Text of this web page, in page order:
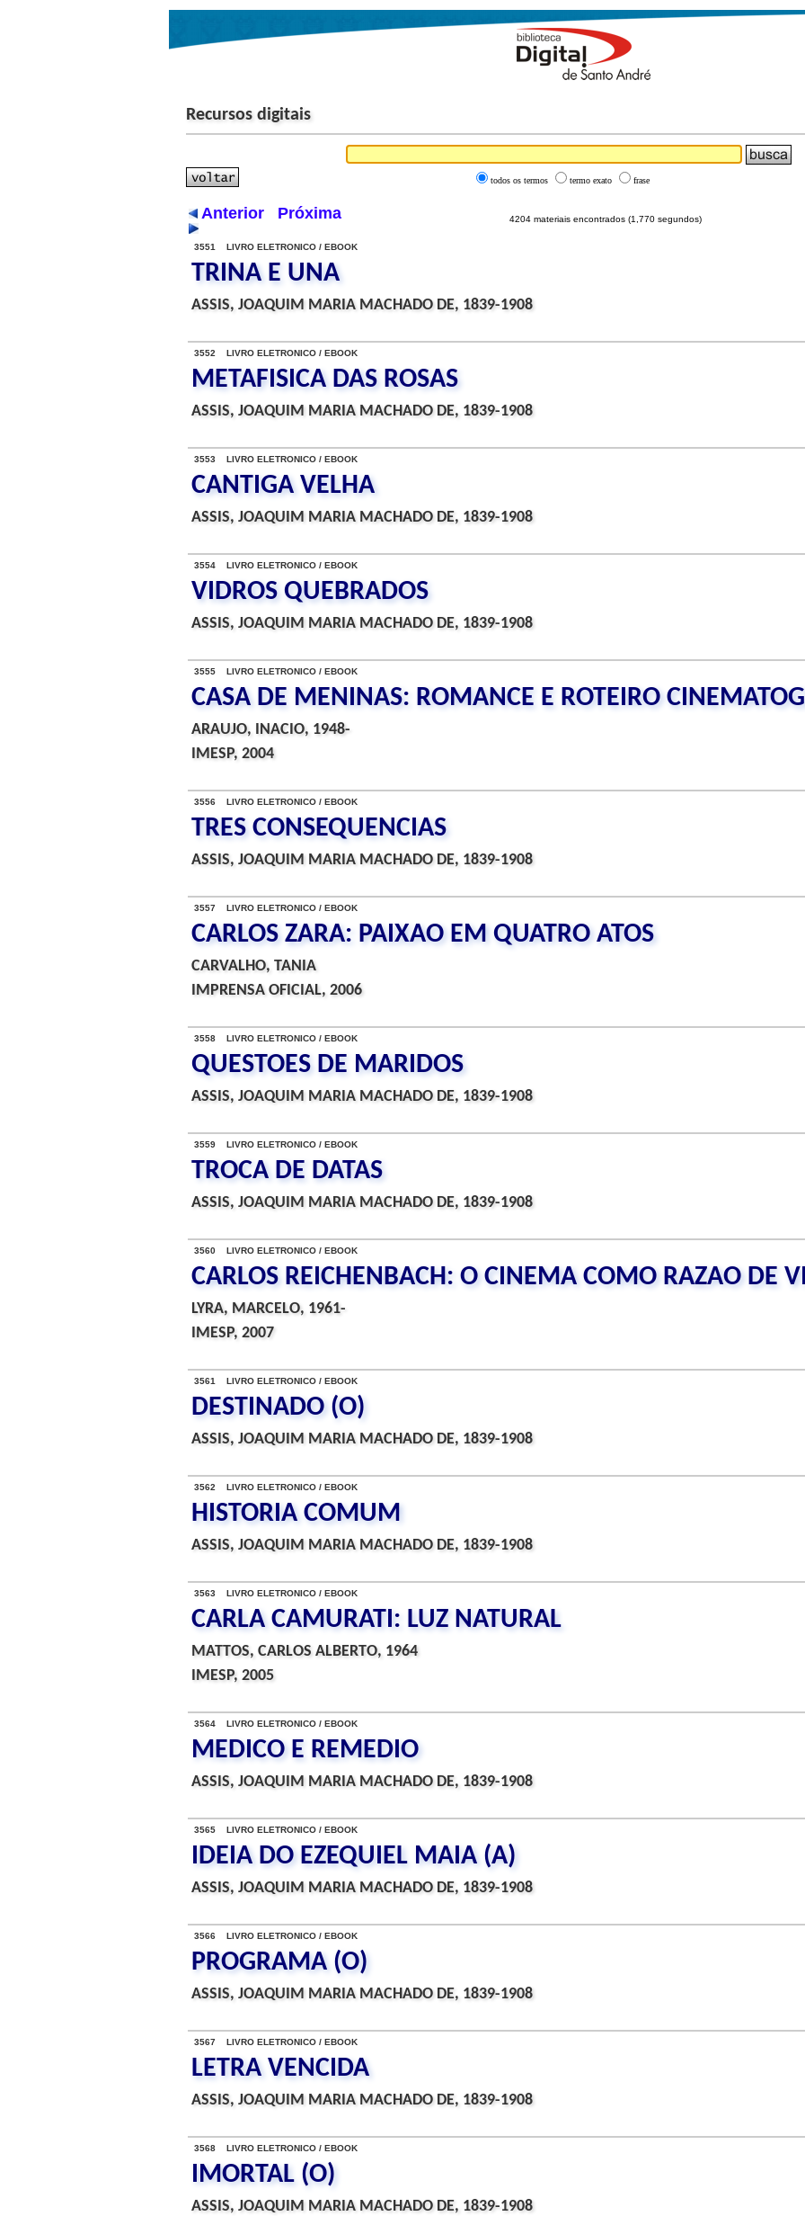
Recursos digitais
todos os termos termo exato frase
Anterior Próxima 4204 materiais encontrados (1,770 segundos)
3551 LIVRO ELETRONICO / EBOOK
TRINA E UNA
ASSIS, JOAQUIM MARIA MACHADO DE, 1839-1908
3552 LIVRO ELETRONICO / EBOOK
METAFISICA DAS ROSAS
ASSIS, JOAQUIM MARIA MACHADO DE, 1839-1908
3553 LIVRO ELETRONICO / EBOOK
CANTIGA VELHA
ASSIS, JOAQUIM MARIA MACHADO DE, 1839-1908
3554 LIVRO ELETRONICO / EBOOK
VIDROS QUEBRADOS
ASSIS, JOAQUIM MARIA MACHADO DE, 1839-1908
3555 LIVRO ELETRONICO / EBOOK
CASA DE MENINAS: ROMANCE E ROTEIRO
ARAUJO, INACIO, 1948-
IMESP, 2004
3556 LIVRO ELETRONICO / EBOOK
TRES CONSEQUENCIAS
ASSIS, JOAQUIM MARIA MACHADO DE, 1839-1908
3557 LIVRO ELETRONICO / EBOOK
CARLOS ZARA: PAIXAO EM QUATRO ATOS
CARVALHO, TANIA
IMPRENSA OFICIAL, 2006
3558 LIVRO ELETRONICO / EBOOK
QUESTOES DE MARIDOS
ASSIS, JOAQUIM MARIA MACHADO DE, 1839-1908
3559 LIVRO ELETRONICO / EBOOK
TROCA DE DATAS
ASSIS, JOAQUIM MARIA MACHADO DE, 1839-1908
3560 LIVRO ELETRONICO / EBOOK
CARLOS REICHENBACH: O CINEMA COMO RAZAO DE
LYRA, MARCELO, 1961-
IMESP, 2007
3561 LIVRO ELETRONICO / EBOOK
DESTINADO (O)
ASSIS, JOAQUIM MARIA MACHADO DE, 1839-1908
3562 LIVRO ELETRONICO / EBOOK
HISTORIA COMUM
ASSIS, JOAQUIM MARIA MACHADO DE, 1839-1908
3563 LIVRO ELETRONICO / EBOOK
CARLA CAMURATI: LUZ NATURAL
MATTOS, CARLOS ALBERTO, 1964
IMESP, 2005
3564 LIVRO ELETRONICO / EBOOK
MEDICO E REMEDIO
ASSIS, JOAQUIM MARIA MACHADO DE, 1839-1908
3565 LIVRO ELETRONICO / EBOOK
IDEIA DO EZEQUIEL MAIA (A)
ASSIS, JOAQUIM MARIA MACHADO DE, 1839-1908
3566 LIVRO ELETRONICO / EBOOK
PROGRAMA (O)
ASSIS, JOAQUIM MARIA MACHADO DE, 1839-1908
3567 LIVRO ELETRONICO / EBOOK
LETRA VENCIDA
ASSIS, JOAQUIM MARIA MACHADO DE, 1839-1908
3568 LIVRO ELETRONICO / EBOOK
IMORTAL (O)
ASSIS, JOAQUIM MARIA MACHADO DE, 1839-1908